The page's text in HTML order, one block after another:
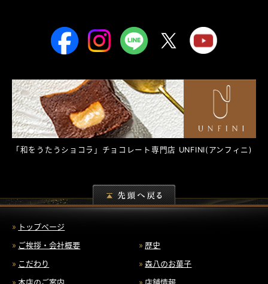
「和をうたうショコラ」チョコレート専門店 UNFINI(アンフィニ)
トップページ
ご挨拶・会社概要
歴史
こだわり
森八のお菓子